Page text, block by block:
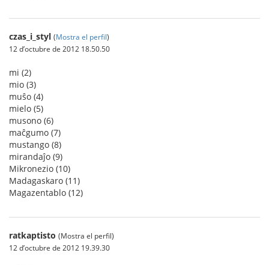
czas_i_styl (Mostra el perfil)
12 d’octubre de 2012 18.50.50
mi (2)
mio (3)
muŝo (4)
mielo (5)
musono (6)
maĉgumo (7)
mustango (8)
mirandaĵo (9)
Mikronezio (10)
Madagaskaro (11)
Magazentablo (12)
ratkaptisto (Mostra el perfil)
12 d’octubre de 2012 19.39.30